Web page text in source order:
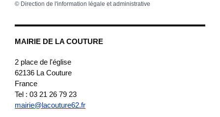
MAIRIE DE LA COUTURE
2 place de l'église
62136 La Couture
France
Tel : 03 21 26 79 23
mairie@lacouture62.fr
© Direction de l'information légale et administrative